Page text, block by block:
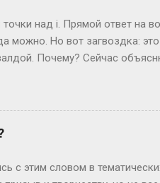
сотрудники спецслужб. Для
над i. Прямой ответ на
можно. Но вот загвоздка:
Почему? Сейчас
данные — ваши ответы
сайты редко хранят
ответы? Вот и нет их
сайтов, ответы можно было
(ваши вопросы и ...
с этим словом в